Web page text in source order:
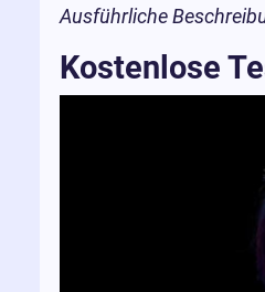
Ausführliche
Kostenlose